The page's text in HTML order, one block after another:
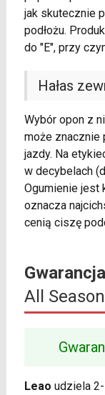
jak skutecznie
podłożu.
do "E", przy
Hałas
Wybór opon z
może znacznie
jazdy. Na
w decybelach
Ogumienie jest
oznacza
cenią ciszę
Gwarancja
All Season
Leao udziela